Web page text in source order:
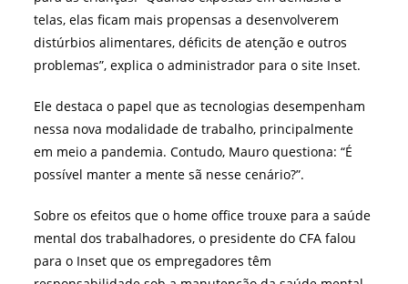
telas, elas ficam mais propensas a desenvolverem
distúrbios alimentares, déficits de atenção e outros
problemas”, explica o administrador para o site Inset.
Ele destaca o papel que as tecnologias desempenham
nessa nova modalidade de trabalho, principalmente
em meio a pandemia. Contudo, Mauro questiona: “É
possível manter a mente sã nesse cenário?”.
Sobre os efeitos que o home office trouxe para a saúde
mental dos trabalhadores, o presidente do CFA falou
para o Inset que os empregadores têm